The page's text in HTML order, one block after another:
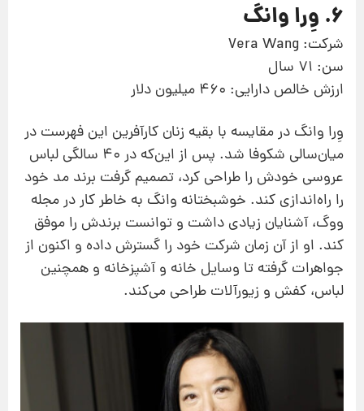
6. وِرا وانگ
شرکت: Vera Wang
سن: 71 سال
ارزش خالص دارایی: 460 میلیون دلار
وِرا وانگ در مقایسه با بقیه زنان کارآفرین این فهرست در
میان‌سالی شکوفا شد. پس از این‌که در 40 سالگی لباس
عروسی خودش را طراحی کرد، تصمیم گرفت برند مد خود
را راه‌اندازی کند. خوشبختانه وانگ به خاطر کار در مجله
ووگ، آشنایان زیادی داشت و توانست برندش را موفق
کند. او از آن زمان شرکت خود را گسترش داده و اکنون از
جواهرات گرفته تا وسایل خانه و آشپزخانه و همچنین
لباس، کفش و زیورآلات طراحی می‌کند.